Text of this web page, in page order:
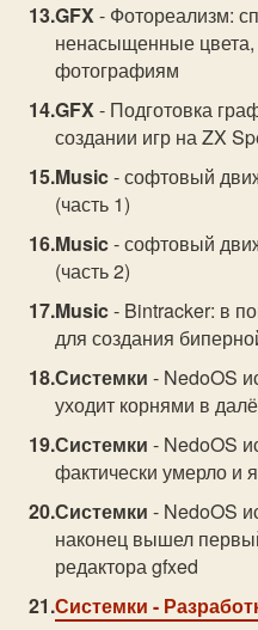
GFX- Фотореализм:
ненасыщенные
фотографиям
GFX- Подготовка
создании игр на ZX
Music- софтовый
(часть 1)
Music- софтовый
(часть 2)
Music- Bintracker: в
для создания
Системки - NedoOS
уходит корнями в
Системки - NedoOS
фактически умерло и
Системки - NedoOS
наконец вышел
редактора gfxed
Системки -